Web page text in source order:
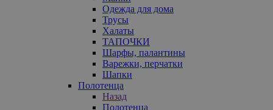
Одежда для дома
Трусы
Халаты
ТАПОЧКИ
Шарфы, палантины
Варежки, перчатки
Шапки
Полотенца
Назад
Полотенца